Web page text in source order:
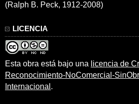
(Ralph B. Peck, 1912-2008)
LICENCIA
Esta obra está bajo una licencia de
Reconocimiento-NoComercial-
Internacional .